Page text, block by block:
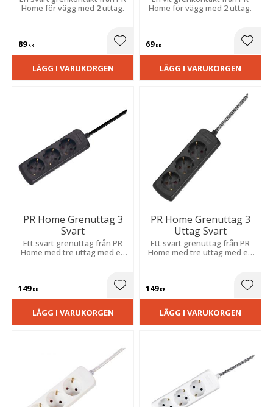
Home för vägg med 2 uttag.
89KR Lägg till i favoriter
LÄGG I VARUKORGEN
Home för vägg med 2 uttag.
69KR
LÄGG I VARUKORGEN
PR Home Grenuttag 3
Svart
Ett svart grenuttag från PR
Home med tre uttag med en
149KR Lägg till i favoriter
LÄGG I VARUKORGEN
PR Home Grenuttag 3
Uttag Svart
Ett svart grenuttag från PR
Home med tre uttag med en
149KR
LÄGG I VARUKORGEN